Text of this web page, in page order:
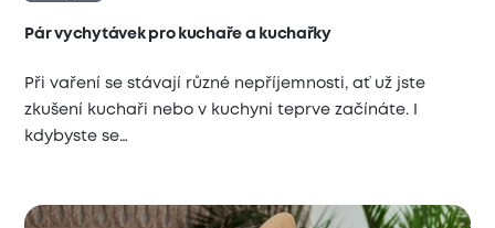
Pár vychytávek pro kuchaře a kuchařky
Při vaření se stávají různé nepříjemnosti, ať už jste
zkušení kuchaři nebo v kuchyni teprve začínáte. I
kdybyste se…